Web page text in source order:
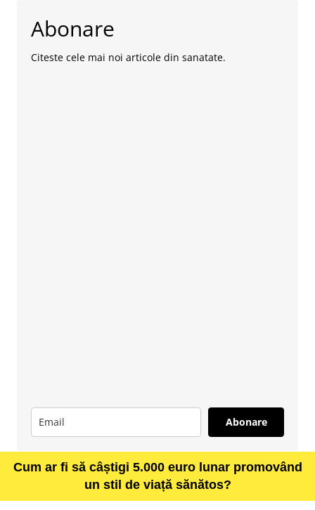
Abonare
Citeste cele mai noi articole din sanatate.
Abonare
Cum ar fi să câștigi 5.000 euro lunar promovând
un stil de viață sănătos?